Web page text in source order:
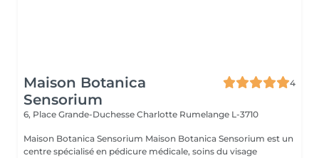
Maison Botanica
Sensorium
4
6, Place Grande-Duchesse Charlotte Rumelange L-3710
Maison Botanica Sensorium Maison Botanica Sensorium est un
centre spécialisé en pédicure médicale, soins du visage